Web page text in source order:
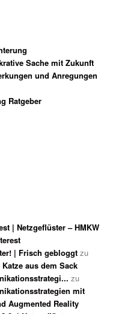
Sache mit Zukunft
und Anregungen
Ratgeber
| Netzgeflüster – HMKW
| Frisch gebloggt zu
aus dem Sack
zu
mit
Augmented Reality